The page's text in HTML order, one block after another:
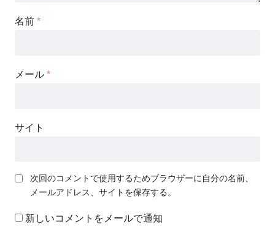
名前 *
メール *
サイト
次回のコメントで使用するためブラウザーに自分の名前、
メールアドレス、サイトを保存する。
新しいコメントをメールで通知